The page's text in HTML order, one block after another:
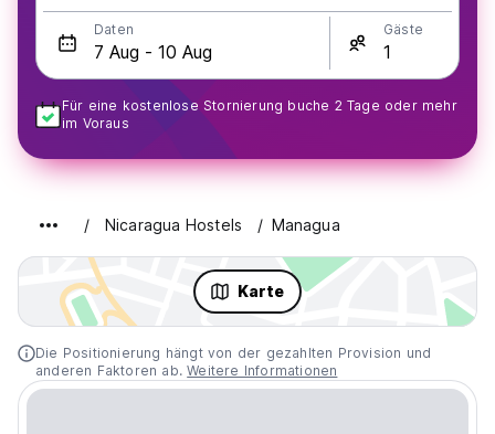
Daten Gäste
Für eine kostenlose Stornierung buche 2 Tage oder mehr
im Voraus
Nicaragua Hostels Managua
Karte
Die Positionierung hängt von der gezahlten Provision und
anderen Faktoren ab.Weitere Informationen